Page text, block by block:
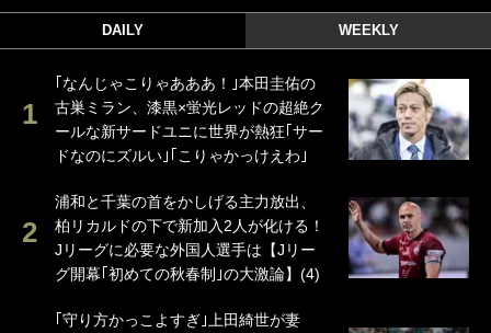
DAILY WEEKLY
｢なんじゃこりゃあああ！｣本田圭佑の
古巣ミラン、漆黒×蛍光レッドの超絶ク
ールな新サードユニに世界が熱狂｢サー
ドなのにズルい｣｢こりゃかっけえわ｣
浦和と千葉の首をかしげる主力放出、
柏リカルドの下で新加入2人が化ける！
Jリーグに必要な外国人選手は【Jリー
グ開幕｢初めての秋春制｣の大激論】(4)
｢守り方かっこよすぎ｣上田綺世が妻